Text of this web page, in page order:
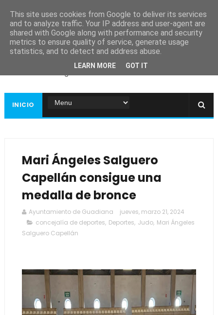
Ayuntamiento de
Guadiana
INICIO
Mari Ángeles Salguero
Capellán consigue una
medalla de bronce
Ayuntamiento de Guadiana
jueves, marzo 21, 2024
concejalía de deportes, Deportes, Judo, Mari Ángeles
Salguero Capellán
This site uses cookies from Google to deliver its services
and to analyze traffic. Your IP address and user-agent are
shared with Google along with performance and security
metrics to ensure quality of service, generate usage
statistics, and to detect and address abuse.
LEARN MORE GOT IT